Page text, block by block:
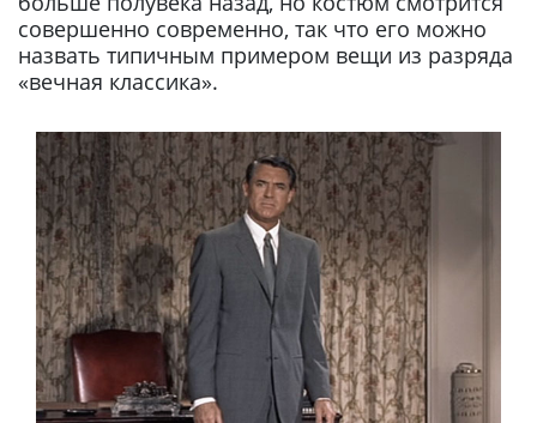
совершенно современно, так что его можно
назвать типичным примером вещи из разряда
«вечная классика».